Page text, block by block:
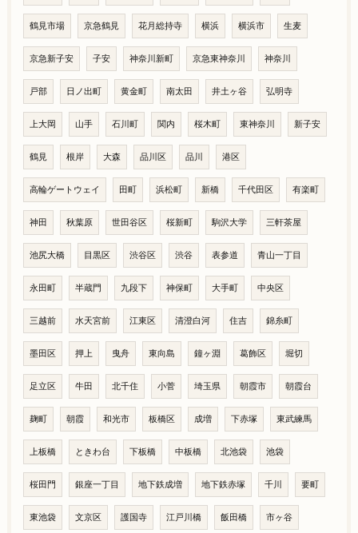
鶴見市場 京急鶴見 花月総持寺 横浜 横浜市 生麦
京急新子安 子安 神奈川新町 京急東神奈川 神奈川
戸部 日ノ出町 黄金町 南太田 井土ヶ谷 弘明寺
上大岡 山手 石川町 関内 桜木町 東神奈川 新子安
鶴見 根岸 大森 品川区 品川 港区
高輪ゲートウェイ 田町 浜松町 新橋 千代田区 有楽町
神田 秋葉原 世田谷区 桜新町 駒沢大学 三軒茶屋
池尻大橋 目黒区 渋谷区 渋谷 表参道 青山一丁目
永田町 半蔵門 九段下 神保町 大手町 中央区
三越前 水天宮前 江東区 清澄白河 住吉 錦糸町
墨田区 押上 曳舟 東向島 鐘ヶ淵 葛飾区 堀切
足立区 牛田 北千住 小菅 埼玉県 朝霞市 朝霞台
麹町 朝霞 和光市 板橋区 成増 下赤塚 東武練馬
上板橋 ときわ台 下板橋 中板橋 北池袋 池袋
桜田門 銀座一丁目 地下鉄成増 地下鉄赤塚 千川 要町
東池袋 文京区 護国寺 江戸川橋 飯田橋 市ヶ谷